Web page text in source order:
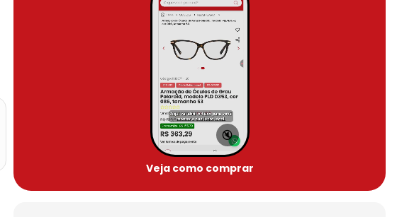
🔇
Veja como comprar